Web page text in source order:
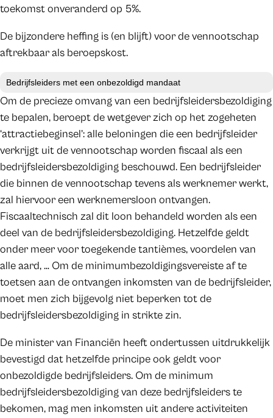
toekomst onveranderd op 5%.
De bijzondere heffing is (en blijft) voor de vennootschap
aftrekbaar als beroepskost.
Bedrijfsleiders met een onbezoldigd mandaat
Om de precieze omvang van een bedrijfsleidersbezoldiging
te bepalen, beroept de wetgever zich op het zogeheten
‘attractiebeginsel’: alle beloningen die een bedrijfsleider
verkrijgt uit de vennootschap worden fiscaal als een
bedrijfsleidersbezoldiging beschouwd. Een bedrijfsleider
die binnen de vennootschap tevens als werknemer werkt,
zal hiervoor een werknemersloon ontvangen.
Fiscaaltechnisch zal dit loon behandeld worden als een
deel van de bedrijfsleidersbezoldiging. Hetzelfde geldt
onder meer voor toegekende tantièmes, voordelen van
alle aard, … Om de minimumbezoldigingsvereiste af te
toetsen aan de ontvangen inkomsten van de bedrijfsleider,
moet men zich bijgevolg niet beperken tot de
bedrijfsleidersbezoldiging in strikte zin.
De minister van Financiën heeft ondertussen uitdrukkelijk
bevestigd dat hetzelfde principe ook geldt voor
onbezoldigde bedrijfsleiders. Om de minimum
bedrijfsleidersbezoldiging van deze bedrijfsleiders te
bekomen, mag men inkomsten uit andere activiteiten